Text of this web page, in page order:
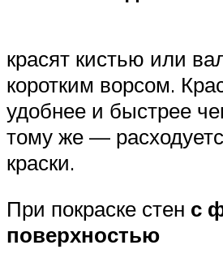
красят кистью или
коротким ворсом.
удобнее и быстрее
тому же —
краски.
При покраске стен с
поверхностью